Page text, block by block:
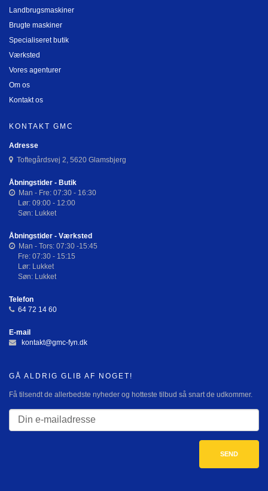
Landbrugsmaskiner
Brugte maskiner
Specialiseret butik
Værksted
Vores agenturer
Om os
Kontakt os
KONTAKT GMC
Adresse
Toftegårdsvej 2, 5620 Glamsbjerg
Åbningstider - Butik
Man - Fre: 07:30 - 16:30
Lør: 09:00 - 12:00
Søn: Lukket
Åbningstider - Værksted
Man - Tors: 07:30 -15:45
Fre: 07:30 - 15:15
Lør: Lukket
Søn: Lukket
Telefon
64 72 14 60
E-mail
kontakt@gmc-fyn.dk
GÅ ALDRIG GLIB AF NOGET!
Få tilsendt de allerbedste nyheder og hotteste tilbud så snart de udkommer.